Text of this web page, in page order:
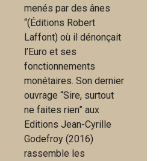
menés par des ânes
“(Éditions Robert
Laffont) où il dénonçait
l’Euro et ses
fonctionnements
monétaires. Son dernier
ouvrage “Sire, surtout
ne faites rien” aux
Editions Jean-Cyrille
Godefroy (2016)
rassemble les